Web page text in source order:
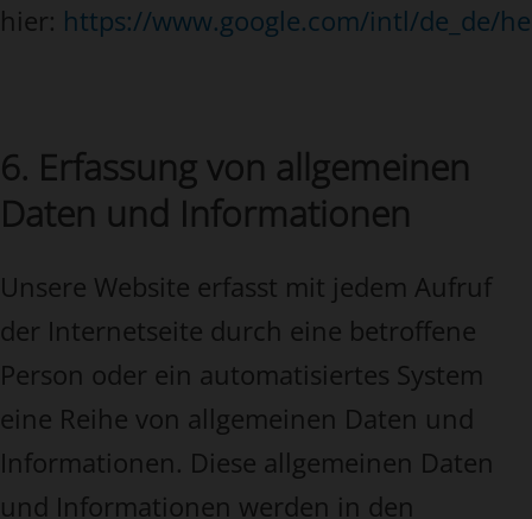
hier: https://www.google.com/intl/de_de/
6. Erfassung von allgemeinen
Daten und Informationen
Unsere Website erfasst mit jedem Aufruf
der Internetseite durch eine betroffene
Person oder ein automatisiertes System
eine Reihe von allgemeinen Daten und
Informationen. Diese allgemeinen Daten
und Informationen werden in den